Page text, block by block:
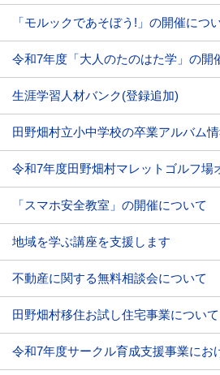
「モルックであそぼう!」の開催につ
令和7年度「大人のたのはた学」の開
生涯学習人材バンク(登録追加)
令和7年度田野畑村マレットゴルフ場
「スマホ安全教室」の開催について
地域を学ぶ講座を支援します
不動産に関する無料相談会について
田野畑村移住お試し住宅事業について